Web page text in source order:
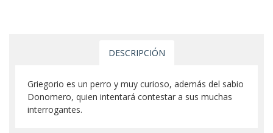
DESCRIPCIÓN
Griegorio es un perro y muy curioso, además del sabio
Donomero, quien intentará contestar a sus muchas
interrogantes.